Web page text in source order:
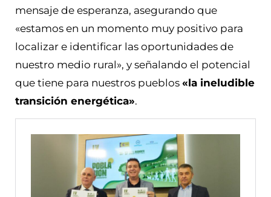
mensaje de esperanza, asegurando que
«estamos en un momento muy positivo para
localizar e identificar las oportunidades de
nuestro medio rural», y señalando el potencial
que tiene para nuestros pueblos «la ineludible
transición energética».